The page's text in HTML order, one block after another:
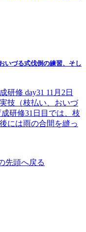
いづる式伐倒の練習、そし
研修 day31 11月2日
技（枝払い、おいづ
研修31日目では、枝
には雨の合間を縫っ
先頭へ戻る